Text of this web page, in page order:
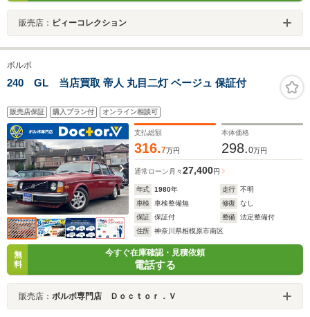
販売店： ピィーコレクション
ボルボ
240 GL 当店買取 帝人 丸目二灯 ベージュ 保証付
販売店保証 購入プラン付 オンライン相談可
支払総額
316.7万円
本体価格
298.0万円
通常ローン 月々27,400円
年式 1980年 走行
不明
車検
車検整備無 修復
なし
保証
保証付 整備
法定整備付
住所
神奈川県相模原市南区
無
料
今すぐ在庫確認・見積依頼
電話する
販売店： ボルボ専門店 Ｄｏｃｔｏｒ．Ｖ